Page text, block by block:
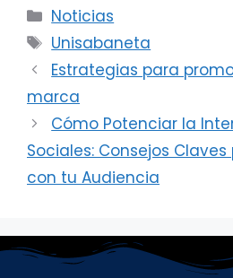
Categorías
Noticias
Etiquetas
Unisabaneta
Estrategias para
marca
Cómo Potenciar la
Sociales: Consejos
con tu Audiencia